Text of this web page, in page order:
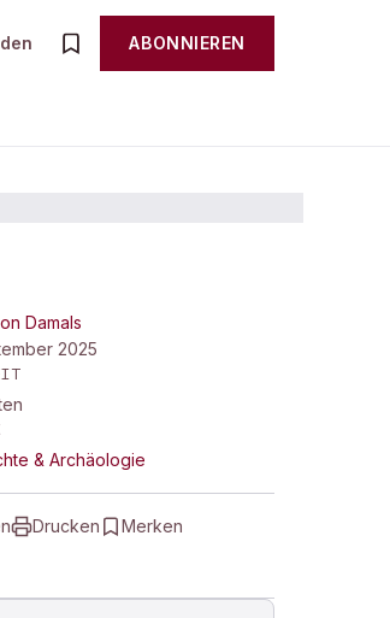
ABONNIEREN
Damals
2025
& Archäologie
Drucken Merken